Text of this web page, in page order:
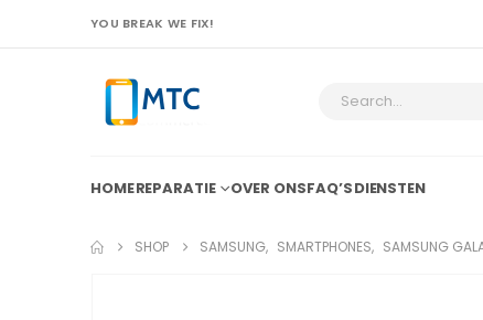
YOU BREAK WE FIX!
HOMEREPARATIE OVER ONSFAQ’SDIENSTEN
SHOP SAMSUNG, SMARTPHONES, SAMSUNG